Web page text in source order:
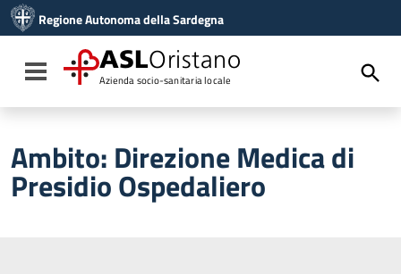
Vai al menu di navigazione
Vai al footer
Regione Autonoma della Sardegna
Toggle navigation
ASLOristano
Azienda socio-sanitaria locale
Ambito: Direzione Medica di
Presidio Ospedaliero